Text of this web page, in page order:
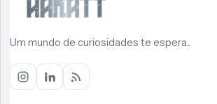
Um mundo de curiosidades te espera...